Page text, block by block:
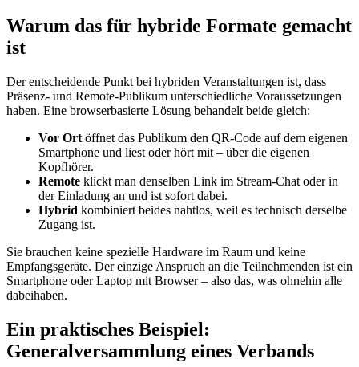
Warum das für hybride Formate gemacht
ist
Der entscheidende Punkt bei hybriden Veranstaltungen ist, dass
Präsenz- und Remote-Publikum unterschiedliche Voraussetzungen
haben. Eine browserbasierte Lösung behandelt beide gleich:
Vor Ort öffnet das Publikum den QR-Code auf dem eigenen
Smartphone und liest oder hört mit – über die eigenen
Kopfhörer.
Remote klickt man denselben Link im Stream-Chat oder in
der Einladung an und ist sofort dabei.
Hybrid kombiniert beides nahtlos, weil es technisch derselbe
Zugang ist.
Sie brauchen keine spezielle Hardware im Raum und keine
Empfangsgeräte. Der einzige Anspruch an die Teilnehmenden ist ein
Smartphone oder Laptop mit Browser – also das, was ohnehin alle
dabeihaben.
Ein praktisches Beispiel:
Generalversammlung eines Verbands